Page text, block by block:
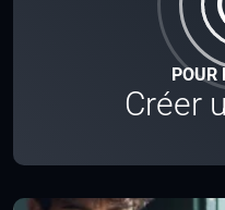
POUR
Créer